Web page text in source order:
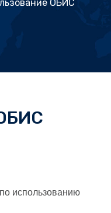
ОБИС
использованию